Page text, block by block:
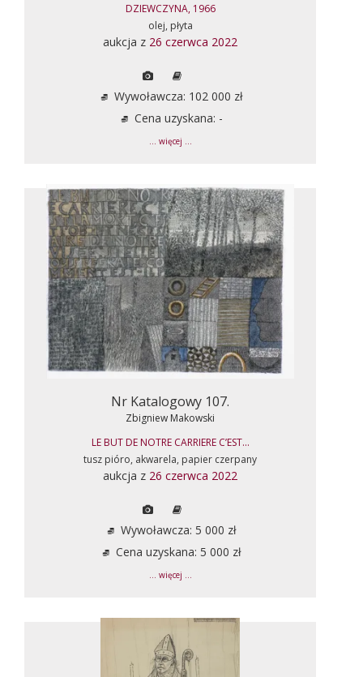
DZIEWCZYNA, 1966
olej, płyta
aukcja z 26 czerwca 2022
Wywoławcza: 102 000 zł
Cena uzyskana: -
... więcej ...
Nr Katalogowy 107.
Zbigniew Makowski
LE BUT DE NOTRE CARRIERE C’EST...
tusz pióro, akwarela, papier czerpany
aukcja z 26 czerwca 2022
Wywoławcza: 5 000 zł
Cena uzyskana: 5 000 zł
... więcej ...